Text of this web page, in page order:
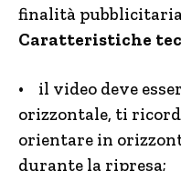
finalità
Caratteristiche
• il video deve
orizzontale, ti
orientare in
durante la ripresa;